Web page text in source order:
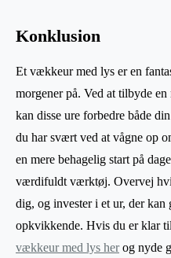
Konklusion
Et vækkeur med lys er en
morgener på. Ved at tilbyde
kan disse ure forbedre både
du har svært ved at vågne op
en mere behagelig start på
værdifuldt værktøj. Overvej
dig, og invester i et ur, der kan
opkvikkende. Hvis du er klar
vækkeur med lys herog nyde